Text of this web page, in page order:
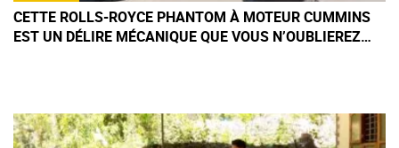
CETTE ROLLS-ROYCE PHANTOM À MOTEUR CUMMINS
EST UN DÉLIRE MÉCANIQUE QUE VOUS N’OUBLIEREZ